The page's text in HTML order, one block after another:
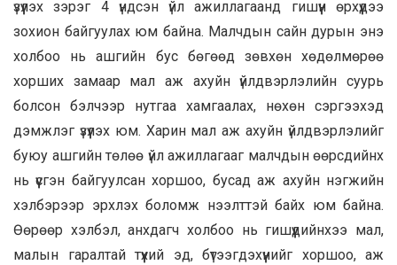
үзүүлэх зэрэг 4 үндсэн үйл ажиллагаанд гишүүн өрхүүдээ
зохион байгуулах юм байна. Малчдын сайн дурын энэ
холбоо нь ашгийн бус бөгөөд зөвхөн хөдөлмөрөө
хорших замаар мал аж ахуйн үйлдвэрлэлийн суурь
болсон бэлчээр нутгаа хамгаалах, нөхөн сэргээхэд
дэмжлэг үзүүлэх юм. Харин мал аж ахуйн үйлдвэрлэлийг
буюу ашгийн төлөө үйл ажиллагааг малчдын өөрсдийнх
нь үүсгэн байгуулсан хоршоо, бусад аж ахуйн нэгжийн
хэлбэрээр эрхлэх боломж нээлттэй байх юм байна.
Өөрөөр хэлбэл, анхдагч холбоо нь гишүүдийнхээ мал,
малын гаралтай түүхий эд, бүтээгдэхүүнийг хоршоо, аж